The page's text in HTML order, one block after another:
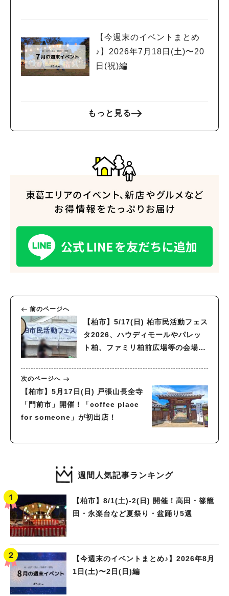
【今週末のイベントまとめ
♪】2026年7月18日(土)〜20
日(祝)編
もっと見る
前のページへ
【柏市】5/17(日) 柏市民活動フェス
タ2026、ハウディモールやパレッ
ト柏、ファミリ柏前広場等の会場に
次のページへ
【柏市】5月17日(日) 戸張山長全寺
「門前市」開催！「coffee place
for someone」が初出店！
週間人気記事ランキング
【柏市】8/1(土)‐2(日) 開催！高田・篠籠
田・永楽台など夏祭り・盆踊り5選
【今週末のイベントまとめ♪】2026年8月
1日(土)〜2日(日)編